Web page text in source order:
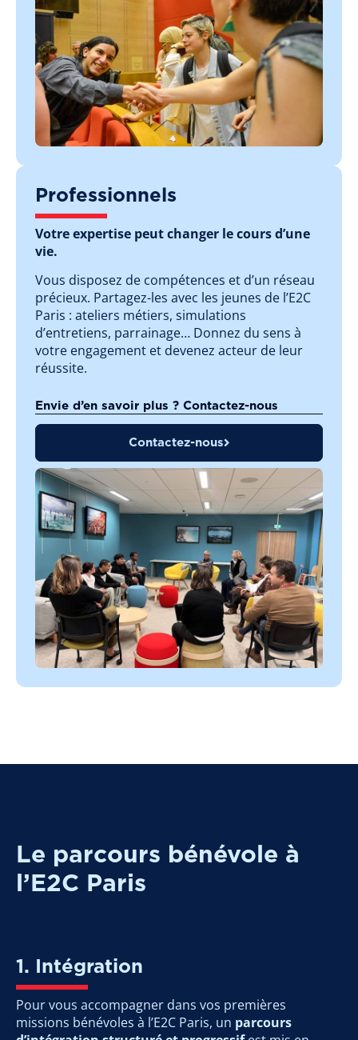
Contactez-nous
Professionnels
Votre expertise peut changer le cours d’une
vie.
Vous disposez de compétences et d’un réseau
précieux. Partagez-les avec les jeunes de l’E2C
Paris : ateliers métiers, simulations
d’entretiens, parrainage… Donnez du sens à
votre engagement et devenez acteur de leur
réussite.
Envie d’en savoir plus ? Contactez-nous
Le parcours bénévole à
l’E2C Paris
1. Intégration
Pour vous accompagner dans vos premières
missions bénévoles à l’E2C Paris, un parcours